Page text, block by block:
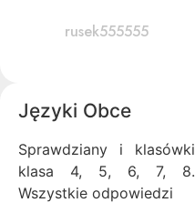
rusek555555
Języki Obce
Sprawdziany i klasówki
klasa 4, 5, 6, 7, 8.
Wszystkie odpowiedzi